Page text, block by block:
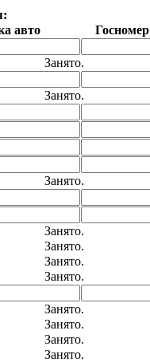
авто Госномер
Занято.
Занято.
Занято.
Занято.
Занято.
Занято.
Занято.
Занято.
Занято.
Занято.
Занято.